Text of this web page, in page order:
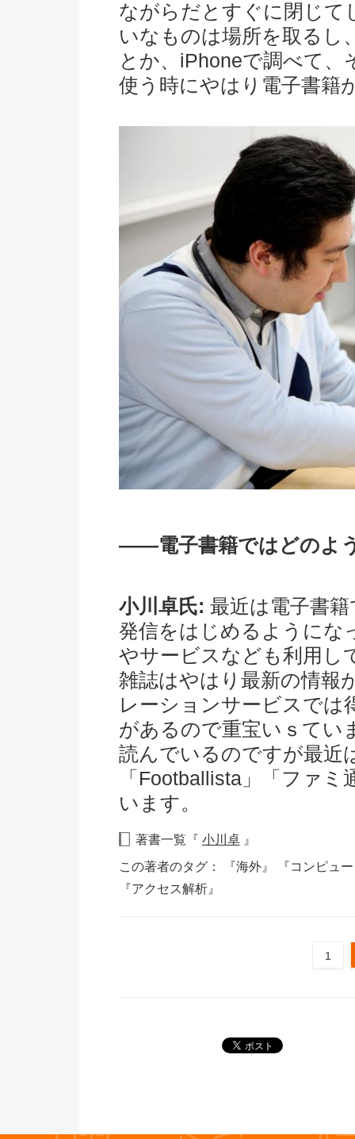
ながらだとすぐに閉じて
いなものは場所を取るし
とか、iPhoneで調べて、
使う時にやはり電子書籍
――電子書籍ではどのよ
小川卓氏: 最近は電子書
発信をはじめるようにな
やサービスなども利用し
雑誌はやはり最新の情報
レーションサービスでは
があるので重宝いｓてい
読んでいるのですが最近
「Footballista」「ファ
います。
著書一覧『 小川卓』
この著者のタグ：
『海外』
『コンピュ
『アクセス解析』
1